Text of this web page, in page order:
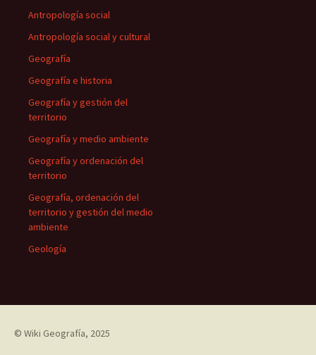
Antropología social
Antropología social y cultural
Geografía
Geografía e historia
Geografía y gestión del
territorio
Geografía y medio ambiente
Geografía y ordenación del
territorio
Geografía, ordenación del
territorio y gestión del medio
ambiente
Geología
© Wiki Geografía, 2025